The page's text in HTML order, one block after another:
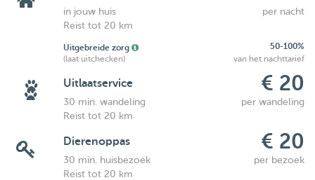
in jouw huis
per nacht
Reist tot 20 km
Uitgebreide zorg
50-100%
(laat uitchecken)
van het nachttarief
Uitlaatservice € 20
30 min. wandeling
per wandeling
Reist tot 20 km
Dierenoppas € 20
30 min. huisbezoek
per bezoek
Reist tot 20 km